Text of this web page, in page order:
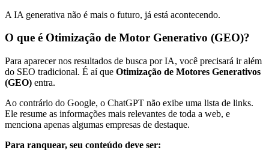
A IA generativa não é mais o futuro, já está acontecendo.
O que é Otimização de Motor Generativo (GEO)?
Para aparecer nos resultados de busca por IA, você precisará ir além
do SEO tradicional. É aí que Otimização de Motores Generativos
(GEO) entra.
Ao contrário do Google, o ChatGPT não exibe uma lista de links.
Ele resume as informações mais relevantes de toda a web, e
menciona apenas algumas empresas de destaque.
Para ranquear, seu conteúdo deve ser: